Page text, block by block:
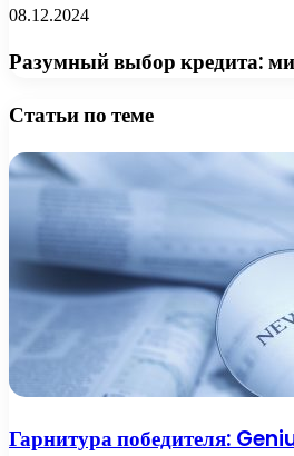
08.12.2024
Разумный выбор кредита:
Статьи по теме
Гарнитура победителя: